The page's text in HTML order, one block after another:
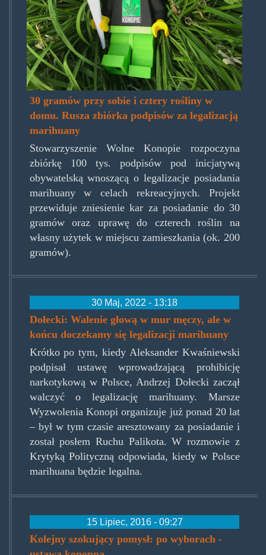
30 gramów przy sobie i cztery rośliny w
domu. Rusza zbiórka podpisów za legalizacją
marihuany
Stowarzyszenie Wolne Konopie rozpoczyna
zbiórkę 100 tys. podpisów pod inicjatywą
obywatelską wnoszącą o legalizacje posiadania
marihuany w celach rekreacyjnych. Projekt
przewiduje zniesienie kar za posiadanie do 30
gramów oraz uprawę do czterech roślin na
własny użytek w miejscu zamieszkania (ok. 200
gramów).
30 Maj, 2022 - 13:18
Dołecki: Walenie głową w mur męczy, ale w
końcu doczekamy się legalizacji marihuany
Krótko po tym, kiedy Aleksander Kwaśniewski
podpisał ustawę wprowadzającą prohibicję
narkotykową w Polsce, Andrzej Dołecki zaczął
walczyć o legalizację marihuany. Marsze
Wyzwolenia Konopi organizuje już ponad 20 lat
– był w tym czasie aresztowany za posiadanie i
został posłem Ruchu Palikota. W rozmowie z
Krytyką Polityczną odpowiada, kiedy w Polsce
marihuana będzie legalna.
15 Lipiec, 2016 - 09:27
Kolejny szokujący pomysł: po wyborach -